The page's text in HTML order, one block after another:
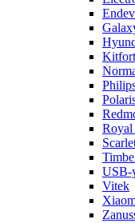
Kitfort
Royal
USB-
Vitek